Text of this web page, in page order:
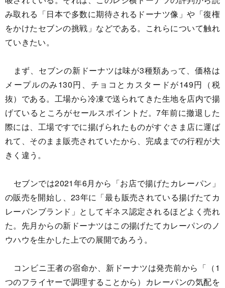
み取れる「日本で多数に期待されるドーナツ像」や「復権
をかけたセブンの挑戦」などである。これらについて触れ
ていきたい。
まず、セブンの新ドーナツは味が3種類あって、価格は
メープルのみ130円、チョコとカスタードが149円（税
抜）である。工場から冷凍で送られてきた生地を店内で揚
げているところがセールスポイントだ。7年前に撤退した
際には、工場ですでに揚げられたものがすぐさま店に運ば
れて、そのまま販売されていたから、完成までの行程が大
きく違う。
セブンでは2021年6月から「お店で揚げたカレーパン」
の販売を開始し、23年に「最も販売されている揚げたてカ
レーパンブランド」としてギネス認定されるほどよく売れ
た。先月からの新ドーナツはこの揚げたてカレーパンのノ
ウハウを生かした上での展開であろう。
コンビニ王者の宿命か、新ドーナツは発売前から「（1
つのフライヤーで調理することから）カレーパンの気配を